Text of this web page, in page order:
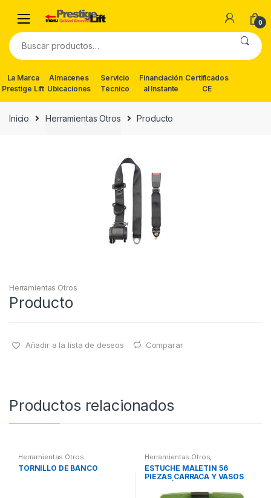
navigation
content
0
Buscar
por:
La Marca
Prestige Lift
Almacenes
Ubicaciones
Servicio
Técnico
Financiación
al Instante
Certificados
CE
Inicio Herramientas Otros Producto
Herramientas Otros
Producto
Añadir a la lista de deseos Comparar
Productos relacionados
Herramientas Otros
TORNILLO DE BANCO
Herramientas Otros,
Herramientas De Mano,
Herramientas De Mano,
Maletines Herramientas,
Extractores, Compresímetros,
ESTUCHE MALETIN 56
PIEZAS CARRACA Y VASOS